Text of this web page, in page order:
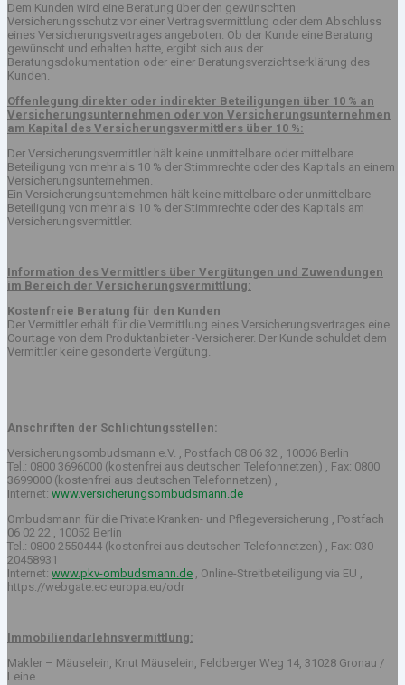
Dem Kunden wird eine Beratung über den gewünschten
Versicherungsschutz vor einer Vertragsvermittlung oder dem Abschluss
eines Versicherungsvertrages angeboten. Ob der Kunde eine Beratung
gewünscht und erhalten hatte, ergibt sich aus der
Beratungsdokumentation oder einer Beratungsverzichtserklärung des
Kunden.
Offenlegung direkter oder indirekter Beteiligungen über 10 % an
Versicherungsunternehmen oder von Versicherungsunternehmen
am Kapital des Versicherungsvermittlers über 10 %:
Der Versicherungsvermittler hält keine unmittelbare oder mittelbare
Beteiligung von mehr als 10 % der Stimmrechte oder des Kapitals an einem
Versicherungsunternehmen.
Ein Versicherungsunternehmen hält keine mittelbare oder unmittelbare
Beteiligung von mehr als 10 % der Stimmrechte oder des Kapitals am
Versicherungsvermittler.
Information des Vermittlers über Vergütungen und Zuwendungen
im Bereich der Versicherungsvermittlung:
Kostenfreie Beratung für den Kunden
Der Vermittler erhält für die Vermittlung eines Versicherungsvertrages eine
Courtage von dem Produktanbieter -Versicherer. Der Kunde schuldet dem
Vermittler keine gesonderte Vergütung.
Anschriften der Schlichtungsstellen:
Versicherungsombudsmann e.V. , Postfach 08 06 32 , 10006 Berlin
Tel.: 0800 3696000 (kostenfrei aus deutschen Telefonnetzen) , Fax: 0800
3699000 (kostenfrei aus deutschen Telefonnetzen) ,
Internet: www.versicherungsombudsmann.de
Ombudsmann für die Private Kranken- und Pflegeversicherung , Postfach
06 02 22 , 10052 Berlin
Tel.: 0800 2550444 (kostenfrei aus deutschen Telefonnetzen) , Fax: 030
20458931
Internet: www.pkv-ombudsmann.de , Online-Streitbeteiligung via EU ,
https://webgate.ec.europa.eu/odr
Immobiliendarlehnsvermittlung:
Makler – Mäuselein, Knut Mäuselein, Feldberger Weg 14, 31028 Gronau /
Leine